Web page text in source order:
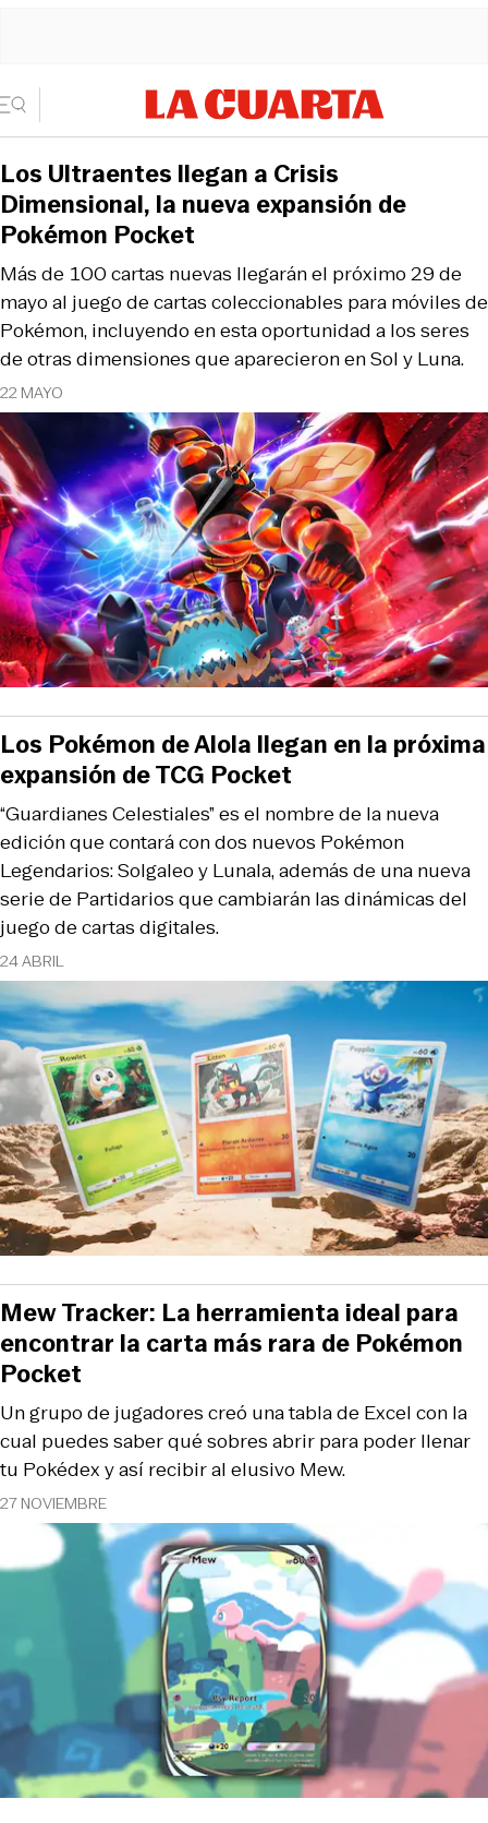
22 MAYO
Más de 100 cartas nuevas llegarán el próximo 29 de
mayo al juego de cartas coleccionables para móviles de
Pokémon, incluyendo en esta oportunidad a los seres
de otras dimensiones que aparecieron en Sol y Luna.
Los Ultraentes llegan a Crisis
Dimensional, la nueva expansión de
Pokémon Pocket
24 ABRIL
“Guardianes Celestiales” es el nombre de la nueva
edición que contará con dos nuevos Pokémon
Legendarios: Solgaleo y Lunala, además de una nueva
serie de Partidarios que cambiarán las dinámicas del
juego de cartas digitales.
Los Pokémon de Alola llegan en la próxima
expansión de TCG Pocket
27 NOVIEMBRE
Un grupo de jugadores creó una tabla de Excel con la
cual puedes saber qué sobres abrir para poder llenar
tu Pokédex y así recibir al elusivo Mew.
Mew Tracker: La herramienta ideal para
encontrar la carta más rara de Pokémon
Pocket